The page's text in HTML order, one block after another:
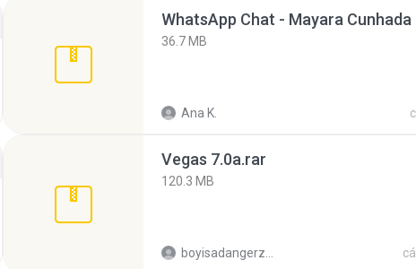
WhatsApp Chat - Mayara Cunhada
36.7 MB
Ana K.
Vegas 7.0a.rar
120.3 MB